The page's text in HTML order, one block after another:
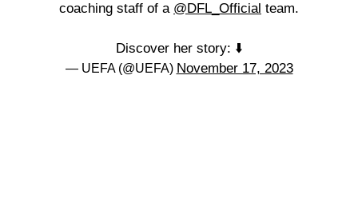
coaching staff of a @DFL_Official team.
Discover her story: ⬇️
— UEFA (@UEFA) November 17, 2023